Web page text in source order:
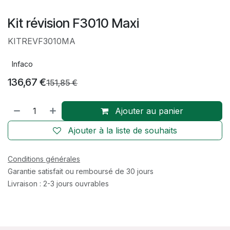
Kit révision F3010 Maxi
KITREVF3010MA
Infaco
136,67 €151,85€
Ajouter au panier
Ajouter à la liste de souhaits
Conditions générales
Garantie satisfait ou remboursé de 30 jours
Livraison : 2-3 jours ouvrables